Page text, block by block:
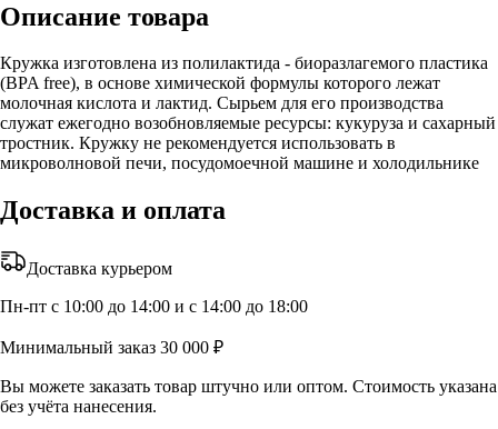
Описание товара
Кружка изготовлена из полилактида - биоразлагемого пластика
(BPA free), в основе химической формулы которого лежат
молочная кислота и лактид. Сырьем для его производства
служат ежегодно возобновляемые ресурсы: кукуруза и сахарный
тростник. Кружку не рекомендуется использовать в
микроволновой печи, посудомоечной машине и холодильнике
Доставка и оплата
Доставка курьером
Пн-пт с 10:00 до 14:00 и с 14:00 до 18:00
Минимальный заказ 30 000 ₽
Вы можете заказать товар штучно или оптом. Стоимость указана
без учёта нанесения.